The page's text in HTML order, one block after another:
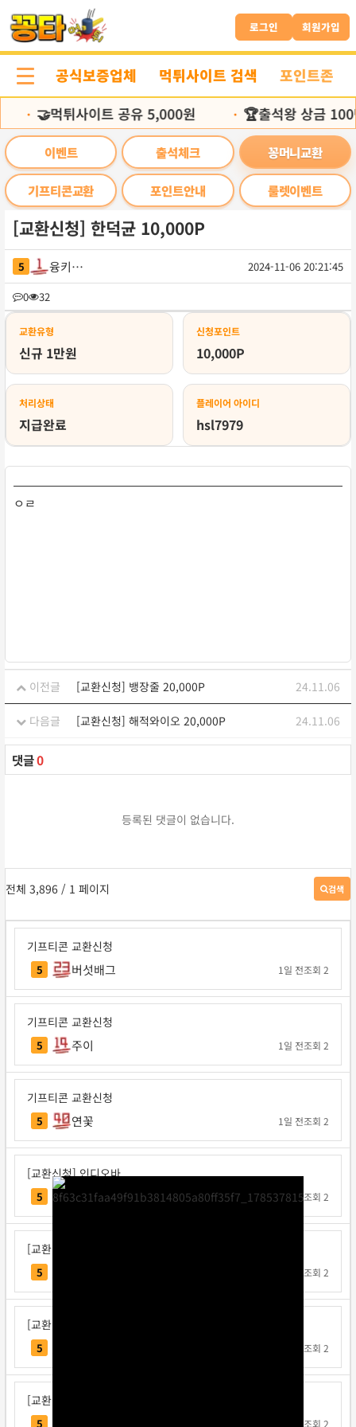
문
로
로그인 회원가입
공식보증업체 먹튀사이트 검색 포인트존
🤝먹튀사이트 공유 5,000원 🏆출석왕 상금 100
이벤트 출석체크 꽁머니교환
기프티콘교환 포인트안내 룰렛이벤트
[교환신청] 한덕균 10,000P
5 융키퀘킹
2024-11-06 20:21:45
0
32
록
교환유형
신규 1만원
신청포인트
10,000P
처리상태
지급완료
플레이어 아이디
hsl7979
ㅇㄹ
이전글 [교환신청] 뱅장줄 20,000P 24.11.06
다음글 [교환신청] 해적와이오 20,000P 24.11.06
댓글0
등록된 댓글이 없습니다.
전체 3,896 / 1 페이지 검색
게
판
검
기프티콘 교환신청
5 버섯배그 1일 전조회 2
기프티콘 교환신청
5 주이 1일 전조회 2
기프티콘 교환신청
5 연꽃 1일 전조회 2
[교환신청] 인디오바
5 인디오바 1일 전조회 2
[교환신청] 지크사
5 조회 2
[교환신청] 탁구왕김탁구
5 조회 2
[교환신청] 베리독
5 조회 2